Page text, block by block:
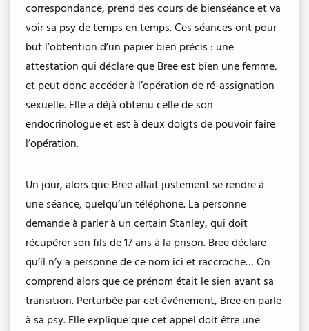
correspondance, prend des cours de bienséance et va
voir sa psy de temps en temps. Ces séances ont pour
but l’obtention d’un papier bien précis : une
attestation qui déclare que Bree est bien une femme,
et peut donc accéder à l’opération de ré-assignation
sexuelle. Elle a déjà obtenu celle de son
endocrinologue et est à deux doigts de pouvoir faire
l’opération.
Un jour, alors que Bree allait justement se rendre à
une séance, quelqu’un téléphone. La personne
demande à parler à un certain Stanley, qui doit
récupérer son fils de 17 ans à la prison. Bree déclare
qu’il n’y a personne de ce nom ici et raccroche… On
comprend alors que ce prénom était le sien avant sa
transition. Perturbée par cet événement, Bree en parle
à sa psy. Elle explique que cet appel doit être une